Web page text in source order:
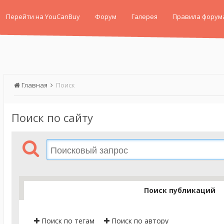
Перейти на YouCanBuy Форум Галерея Правила
Главная Поиск
Поиск по сайту
Поиск публикаций
Поиск по тегам Поиск по автору